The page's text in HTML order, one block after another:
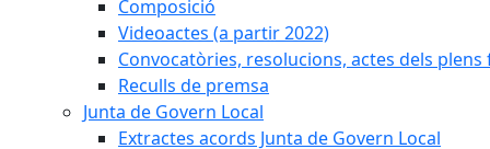
Composició
Videoactes (a partir 2022)
Convocatòries, resolucions, actes dels plens
Reculls de premsa
Junta de Govern Local
Extractes acords Junta de Govern Local